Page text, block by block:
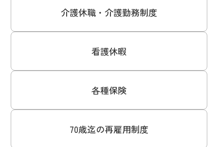
介護休職・介護勤務制度
看護休暇
各種保険
70歳迄の再雇用制度